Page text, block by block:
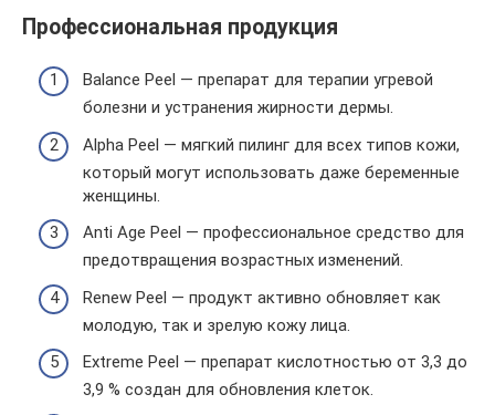
Профессиональная продукция
Balance Peel — препарат для терапии угревой
болезни и устранения жирности дермы.
Alpha Peel — мягкий пилинг для всех типов кожи,
который могут использовать даже беременные
женщины.
Anti Age Peel — профессиональное средство для
предотвращения возрастных изменений.
Renew Peel — продукт активно обновляет как
молодую, так и зрелую кожу лица.
Extreme Peel — препарат кислотностью от 3,3 до
3,9 % создан для обновления клеток.